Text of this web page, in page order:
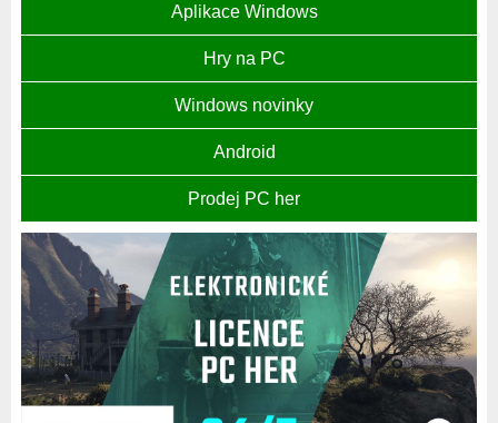
Aplikace Windows
Hry na PC
Windows novinky
Android
Prodej PC her